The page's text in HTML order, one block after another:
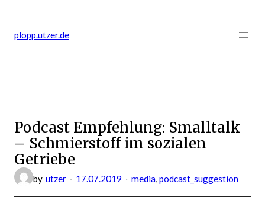
springen
plopp.utzer.de
Podcast Empfehlung: Smalltalk
– Schmierstoff im sozialen
Getriebe
by utzer 17.07.2019 media, podcast_suggestion